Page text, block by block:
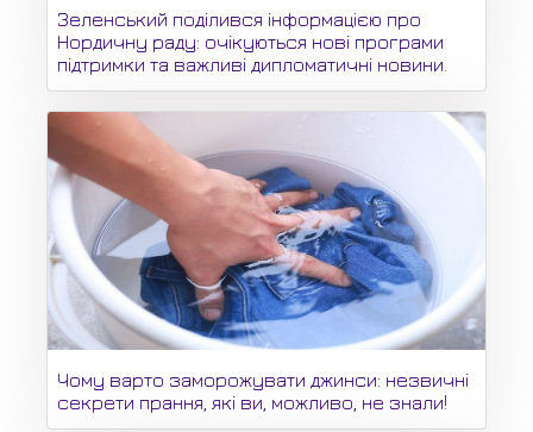
Зеленський поділився інформацією про
Нордичну раду: очікуються нові програми
підтримки та важливі дипломатичні новини.
Чому варто заморожувати джинси: незвичні
секрети прання, які ви, можливо, не знали!